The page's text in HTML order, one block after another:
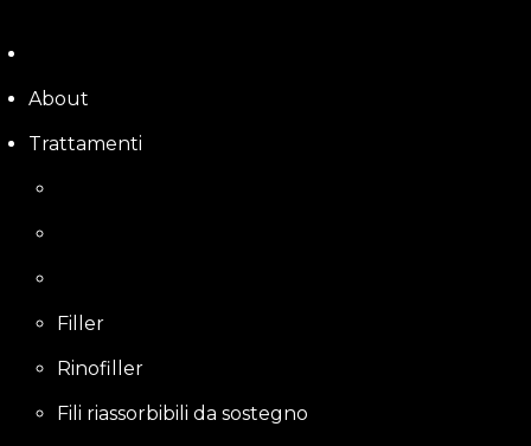
to
content
About
Trattamenti
Filler
Rinofiller
Fili riassorbibili da sostegno